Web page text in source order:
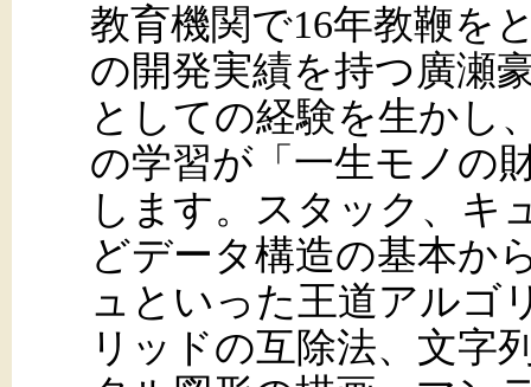
教育機関で16年教鞭を
の開発実績を持つ廣瀬
としての経験を生かし
の学習が「一生モノの
します。スタック、キ
どデータ構造の基本か
ュといった王道アルゴ
リッドの互除法、文字